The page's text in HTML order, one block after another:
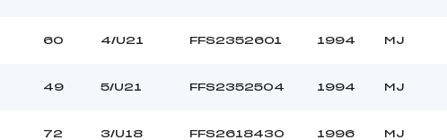
60 4/U21 FFS2352601 1994 MJ
49 5/U21 FFS2352504 1994 MJ
72 3/U18 FFS2618430 1996 MJ